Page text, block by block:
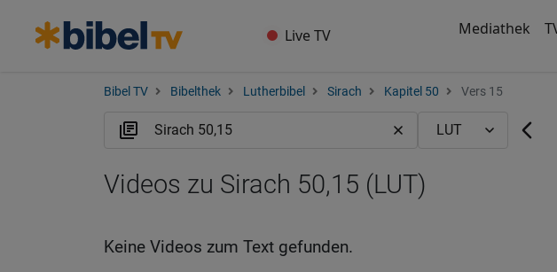
Live TV Mediathek
Bibel TV Bibelthek Lutherbibel Sirach Kapitel 50 Vers 15
Videos zu Sirach 50,15 (LUT)
Keine Videos zum Text gefunden.